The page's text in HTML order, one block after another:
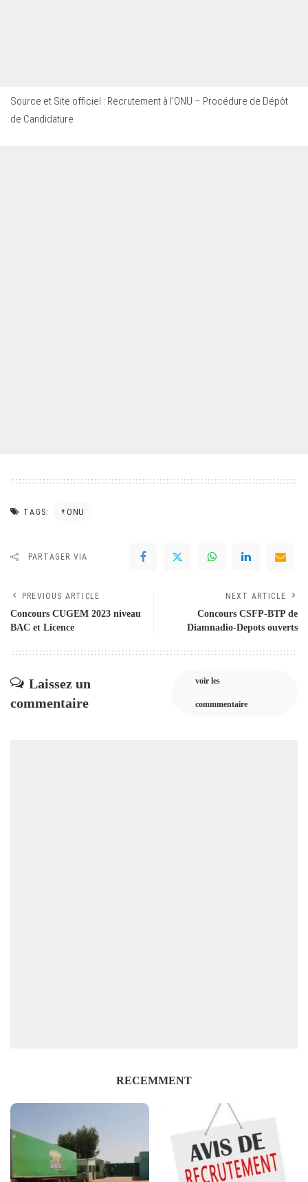
Source et Site officiel : Recrutement à l’ONU – Procédure de Dépôt
de Candidature
TAGS: ONU
PARTAGER VIA
PREVIOUS ARTICLE
Concours CUGEM 2023 niveau
BAC et Licence
NEXT ARTICLE
Concours CSFP-BTP de
Diamnadio-Depots ouverts
Laissez un
commentaire
voir les
commmentaire
RECEMMENT